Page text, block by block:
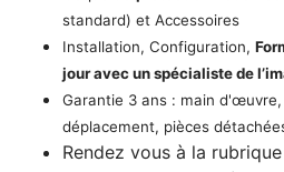
standard) et Accessoires
Installation, Configuration,
jour avec un spécialiste de
Garantie 3 ans : main d'œuvre,
déplacement, pièces
Rendez vous à la